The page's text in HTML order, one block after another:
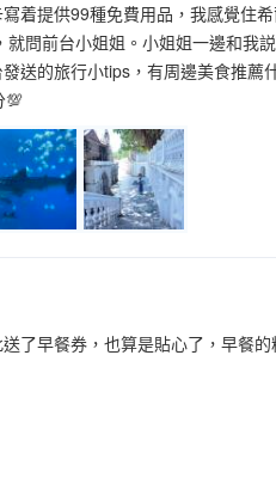
着提供99種免費用品，我感覺住
問前台小姐姐。小姐姐一邊和
送的旅行小tips，有周邊美食推薦
💯
了早餐券，也算是貼心了，早餐